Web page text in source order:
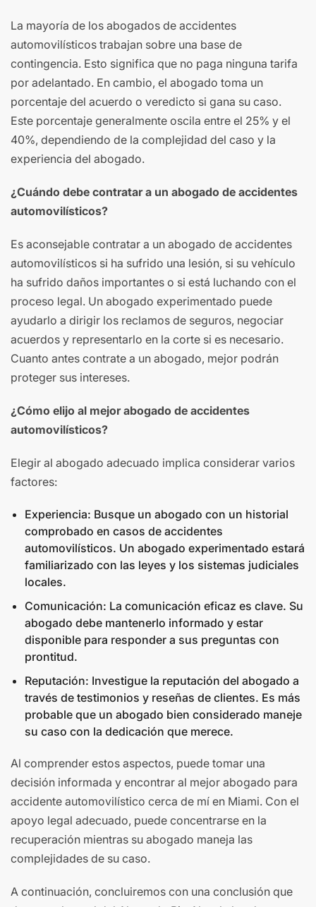
La mayoría de los abogados de accidentes
automovilísticos trabajan sobre una base de
contingencia. Esto significa que no paga ninguna tarifa
por adelantado. En cambio, el abogado toma un
porcentaje del acuerdo o veredicto si gana su caso.
Este porcentaje generalmente oscila entre el 25% y el
40%, dependiendo de la complejidad del caso y la
experiencia del abogado.
¿Cuándo debe contratar a un abogado de accidentes
automovilísticos?
Es aconsejable contratar a un abogado de accidentes
automovilísticos si ha sufrido una lesión, si su vehículo
ha sufrido daños importantes o si está luchando con el
proceso legal. Un abogado experimentado puede
ayudarlo a dirigir los reclamos de seguros, negociar
acuerdos y representarlo en la corte si es necesario.
Cuanto antes contrate a un abogado, mejor podrán
proteger sus intereses.
¿Cómo elijo al mejor abogado de accidentes
automovilísticos?
Elegir al abogado adecuado implica considerar varios
factores:
Experiencia: Busque un abogado con un historial
comprobado en casos de accidentes
automovilísticos. Un abogado experimentado estará
familiarizado con las leyes y los sistemas judiciales
locales.
Comunicación: La comunicación eficaz es clave. Su
abogado debe mantenerlo informado y estar
disponible para responder a sus preguntas con
prontitud.
Reputación: Investigue la reputación del abogado a
través de testimonios y reseñas de clientes. Es más
probable que un abogado bien considerado maneje
su caso con la dedicación que merece.
Al comprender estos aspectos, puede tomar una
decisión informada y encontrar al mejor abogado para
accidente automovilístico cerca de mí en Miami. Con el
apoyo legal adecuado, puede concentrarse en la
recuperación mientras su abogado maneja las
complejidades de su caso.
A continuación, concluiremos con una conclusión que